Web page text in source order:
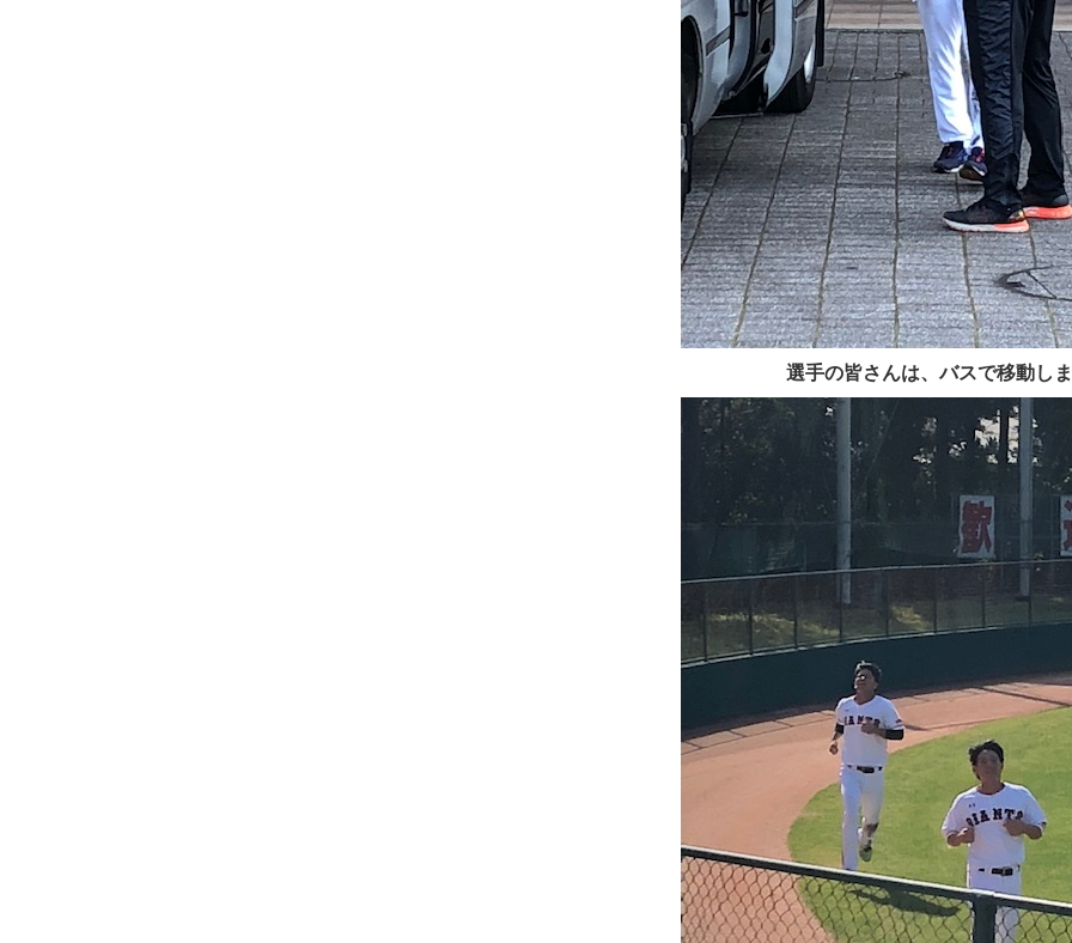
選手の皆さんは、バスで移動し